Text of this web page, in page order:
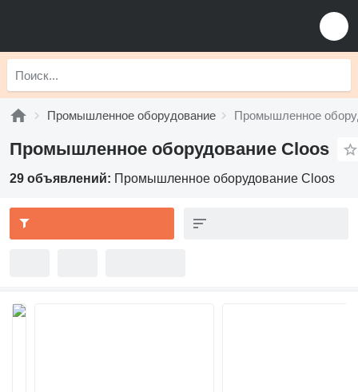
Промышленное оборудование Промышленное
Промышленное оборудование Cloos
29 объявлений: Промышленное оборудование Cloos